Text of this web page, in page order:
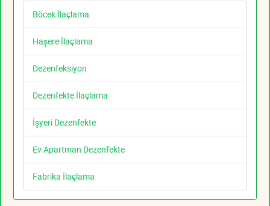
Böcek İlaçlama
Haşere İlaçlama
Dezenfeksiyon
Dezenfekte İlaçlama
İşyeri Dezenfekte
Ev Apartman Dezenfekte
Fabrika İlaçlama